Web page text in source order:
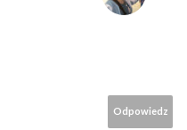
Odpowiedz